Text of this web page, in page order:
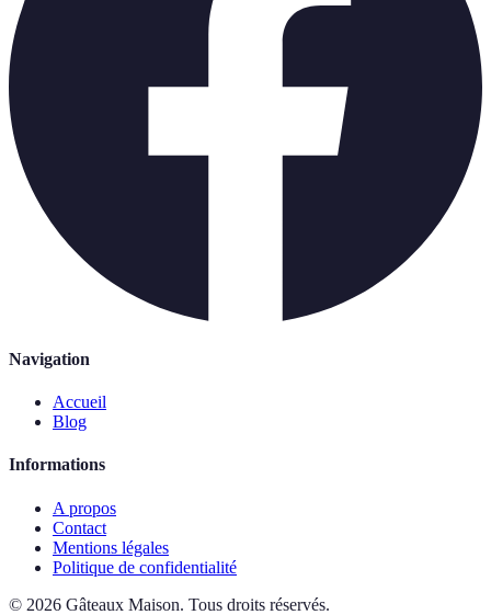
Navigation
Accueil
Blog
Informations
A propos
Contact
Mentions légales
Politique de confidentialité
© 2026 Gâteaux Maison. Tous droits réservés.